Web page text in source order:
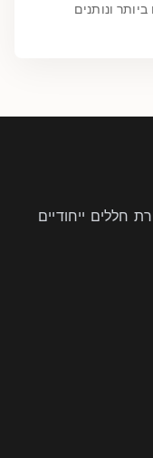
ונותנים
חללים ייחודיים